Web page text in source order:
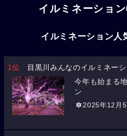
イルミネーショ
イルミネーション人
1位 目黒川みんなのイルミネー
今年も始まる
ン
2025年12月